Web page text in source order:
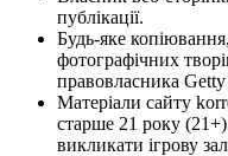
публікації.
Будь-яке
фотографічних
правовласника Getty
Матеріали сайту
старше 21 року
викликати ігрову